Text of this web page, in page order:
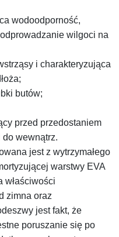
wodoodporność,
wilgoci na
i charakteryzująca
butów;
przed przedostaniem
wewnątrz.
jest z wytrzymałego
warstwy EVA
właściwości
zimna oraz
jest fakt, że
poruszanie się po